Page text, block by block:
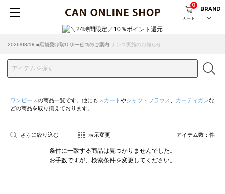
カート
0
BRAND
2026/08/04 ■8/13(木)AM2:00～サイトメンテナンス実施のお知らせ
2026/03/18 ■店舗受け取りサービスのご案内
ワンピースの商品一覧です。他にも スカート やシャツ・ブラウス カーディガンな
どの商品を取り揃えております。
さらに絞り込む 表示変更 アイテム数： 件
条件に一致する商品は見つかりませんでした。
お手数ですが、検索条件を変更してください。